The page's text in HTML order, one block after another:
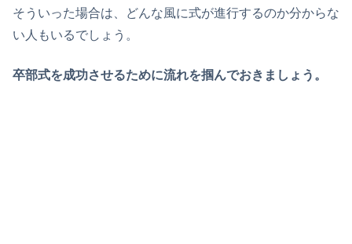
そういった場合は、どんな風に式が進行するのか分からな
い人もいるでしょう。
卒部式を成功させるために流れを掴んでおきましょう。